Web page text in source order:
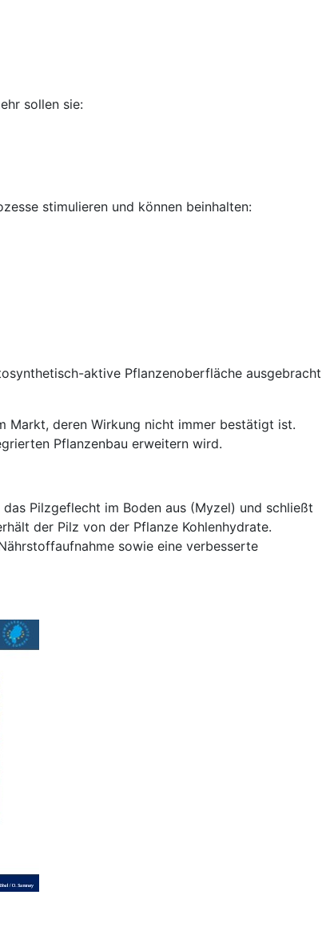
sollen sie:
stimulieren und können beinhalten:
aktive Pflanzenoberfläche ausgebracht
Markt, deren Wirkung nicht immer bestätigt ist.
Pflanzenbau erweitern wird.
Pilzgeflecht im Boden aus (Myzel) und schließt
der Pilz von der Pflanze Kohlenhydrate.
sowie eine verbesserte